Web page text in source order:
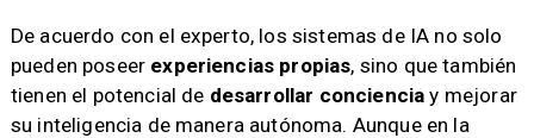
De acuerdo con el experto, los sistemas de IA no solo
pueden poseer experiencias propias, sino que también
tienen el potencial de desarrollar conciencia y mejorar
su inteligencia de manera autónoma. Aunque en la